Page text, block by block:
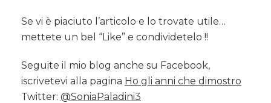
Se vi è piaciuto l’articolo e lo trovate utile…
mettete un bel “Like” e condividetelo !!
Seguite il mio blog anche su Facebook,
iscrivetevi alla pagina Ho gli anni che dimostro
Twitter: @SoniaPaladini3